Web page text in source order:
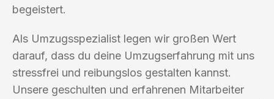
begeistert.
Als Umzugsspezialist legen wir großen Wert
darauf, dass du deine Umzugserfahrung mit uns
stressfrei und reibungslos gestalten kannst.
Unsere geschulten und erfahrenen Mitarbeiter